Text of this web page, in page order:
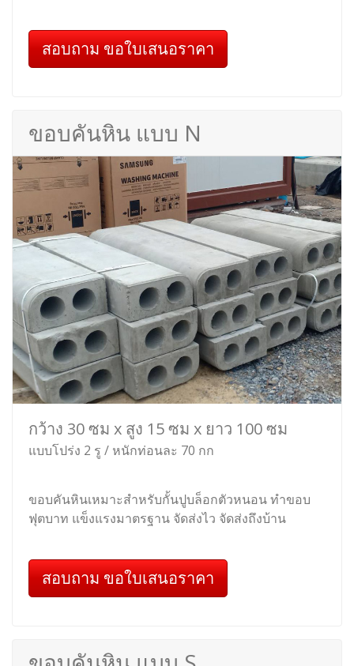
สอบถาม ขอใบเสนอราคา
ขอบคันหิน แบบ N
กว้าง 30 ซม x สูง 15 ซม x ยาว 100 ซม
แบบโปร่ง 2 รู / หนักท่อนละ 70 กก
ขอบคันหินเหมาะสำหรับกั้นปูบล็อกตัวหนอน ทำขอบ
ฟุตบาท แข็งแรงมาตรฐาน จัดส่งไว จัดส่งถึงบ้าน
สอบถาม ขอใบเสนอราคา